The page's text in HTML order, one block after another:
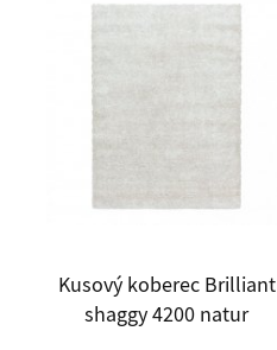
Kusový koberec Brilliant
shaggy 4200 natur